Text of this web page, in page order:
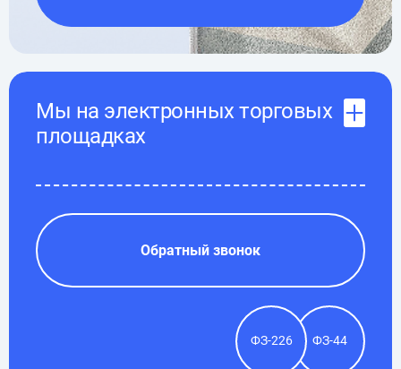
Мы на электронных торговых
площадках
Обратный звонок
ФЗ-226 ФЗ-44